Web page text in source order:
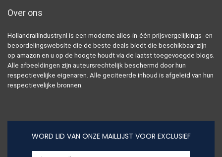
Over ons
Hollandrailindustry.nl is een moderne alles-in-één prijsvergelijkings- en
beoordelingswebsite die de beste deals biedt die beschikbaar zijn
op amazon en u op de hoogte houdt via de laatst toegevoegde blogs.
Alle afbeeldingen zijn auteursrechtelijk beschermd door hun
respectievelijke eigenaren. Alle geciteerde inhoud is afgeleid van hun
respectievelijke bronnen.
WORD LID VAN ONZE MAILLIJST VOOR EXCLUSIEF